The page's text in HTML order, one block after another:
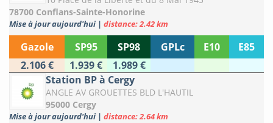
78700 Conflans-Sainte-Honorine
Mise à jour aujourd'hui | distance: 2.42 km
Gazole SP95 SP98 GPLc E10
E85
2.106 €
1.939 €
1.989 €
Station BP à Cergy
ANGLE AV GROUETTES BLD L'HAUTIL
95000 Cergy
Mise à jour aujourd'hui | distance: 2.64 km